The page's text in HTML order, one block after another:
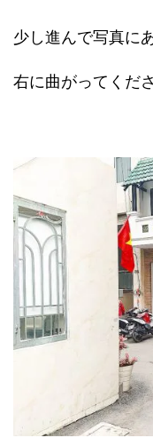
少し進んで写真に
右に曲がってくださ